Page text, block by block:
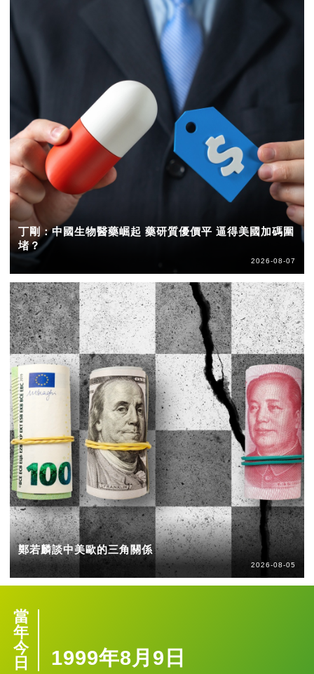
丁剛：中國生物醫藥崛起 藥研質優價平 逼得美國加碼圍
堵？
2026-08-07
鄭若麟談中美歐的三角關係
2026-08-05
當
年
今
日
1999年8月9日